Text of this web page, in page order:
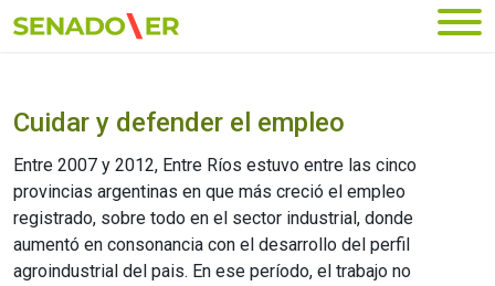
Ir al menú principal
Cuidar y defender el empleo
Entre 2007 y 2012, Entre Ríos estuvo entre las cinco
provincias argentinas en que más creció el empleo
registrado, sobre todo en el sector industrial, donde
aumentó en consonancia con el desarrollo del perfil
agroindustrial del pais. En ese período, el trabajo no